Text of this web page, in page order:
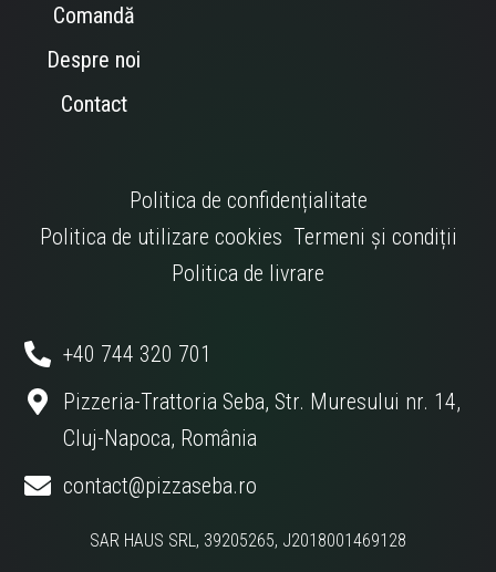
Comandă
Despre noi
Contact
Politica de confidențialitate
Politica de utilizare cookies Termeni și condiții
Politica de livrare
+40 744 320 701
Pizzeria-Trattoria Seba, Str. Muresului nr. 14,
Cluj-Napoca, România
contact@pizzaseba.ro
SAR HAUS SRL, 39205265, J2018001469128